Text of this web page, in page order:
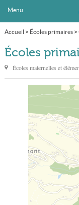
Menu
Accueil > Écoles primaires>
Écoles
Écoles maternelles et